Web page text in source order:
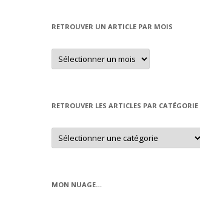
RETROUVER UN ARTICLE PAR MOIS
Retrouver
un
article
RETROUVER LES ARTICLES PAR CATÉGORIE
Retrouver
les
articles
MON NUAGE…